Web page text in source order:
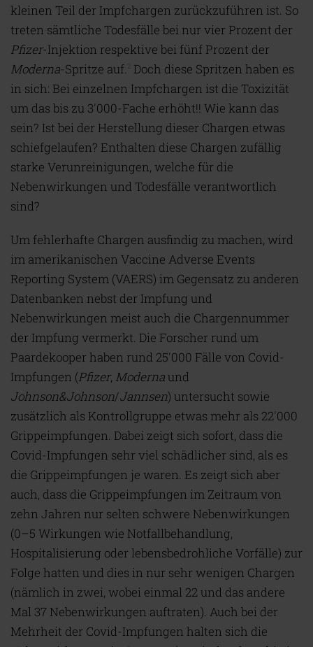
kleinen Teil der Impfchargen zurückzuführen ist. So
treten sämtliche Todesfälle bei nur vier Prozent der
Pfizer-Injektion respektive bei fünf Prozent der
Moderna-Spritze auf. 2 Doch diese Spritzen haben es
in sich: Bei einzelnen Impfchargen ist die Toxizität
um das bis zu 3'000-Fache erhöht!! Wie kann das
sein? Ist bei der Herstellung dieser Chargen etwas
schiefgelaufen? Enthalten diese Chargen zufällig
starke Verunreinigungen, welche für die
Nebenwirkungen und Todesfälle verantwortlich
sind?
Um fehlerhafte Chargen ausfindig zu machen, wird
im amerikanischen Vaccine Adverse Events
Reporting System (VAERS) im Gegensatz zu anderen
Datenbanken nebst der Impfung und
Nebenwirkungen meist auch die Chargennummer
der Impfung vermerkt. Die Forscher rund um
Paardekooper haben rund 25'000 Fälle von Covid-
Impfungen (Pfizer, Modernaund
Johnson&Johnson/Jannsen) untersucht sowie
zusätzlich als Kontrollgruppe etwas mehr als 22'000
Grippeimpfungen. Dabei zeigt sich sofort, dass die
Covid-Impfungen sehr viel schädlicher sind, als es
die Grippeimpfungen je waren. Es zeigt sich aber
auch, dass die Grippeimpfungen im Zeitraum von
zehn Jahren nur selten schwere Nebenwirkungen
(0–5 Wirkungen wie Notfallbehandlung,
Hospitalisierung oder lebensbedrohliche Vorfälle) zur
Folge hatten und dies in nur sehr wenigen Chargen
(nämlich in zwei, wobei einmal 22 und das andere
Mal 37 Nebenwirkungen auftraten). Auch bei der
Mehrheit der Covid-Impfungen halten sich die